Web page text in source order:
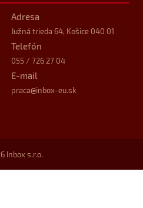
Adresa
Južná trieda 64, Košice 040 01
Telefón
055 / 726 27 04
E-mail
praca@inbox-eu.sk
Inbox s.r.o.